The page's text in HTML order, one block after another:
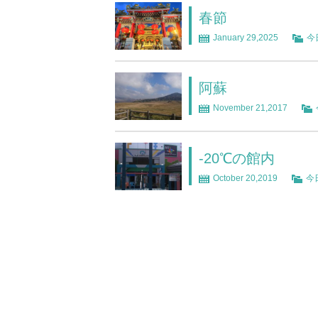
春節
January 29,2025 今
阿蘇
November 21,2017
-20℃の館内
October 20,2019 今